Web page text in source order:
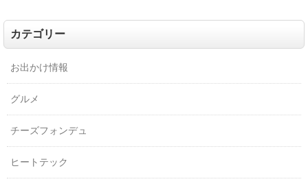
カテゴリー
お出かけ情報
グルメ
チーズフォンデュ
ヒートテック